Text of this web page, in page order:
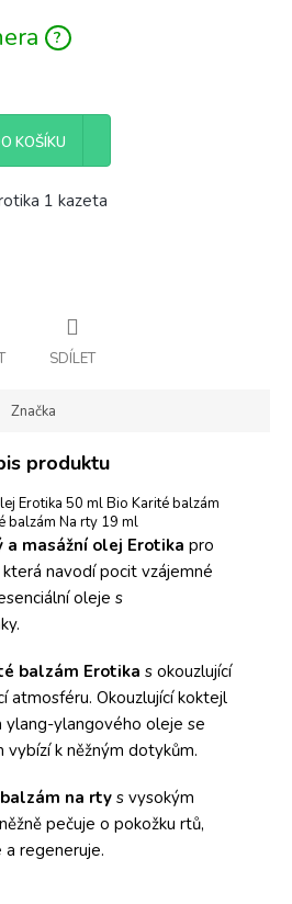
KOŠÍKU
1 kazeta
SDÍLET
Značka
produktu
Erotika 50 ml Bio Karité balzám
balzám Na rty 19 ml
a masážní olej Erotika pro
navodí pocit vzájemné
oleje s
balzám Erotika s okouzlující
atmosféru. Okouzlující koktejl
ylangového oleje se
k něžným dotykům.
na rty s vysokým
pečuje o pokožku rtů,
a regeneruje.